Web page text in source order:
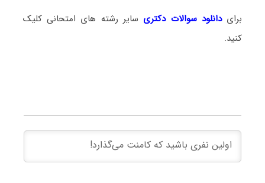
برایدانلود سوالات دکتری سایر رشته های امتحانی کلیک
کنید.